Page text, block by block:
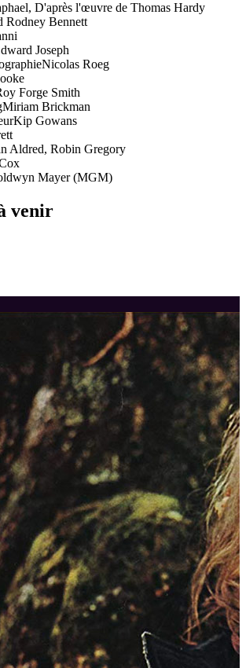
D'après l'œuvre de Thomas Hardy
Rodney Bennett
Joseph
Nicolas Roeg
Forge Smith
Miriam Brickman
Kip Gowans
Aldred, Robin Gregory
Mayer (MGM)
venir